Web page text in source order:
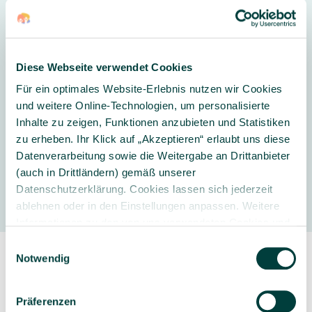
Diese Webseite verwendet Cookies
Für ein optimales Website-Erlebnis nutzen wir Cookies
und weitere Online-Technologien, um personalisierte
Inhalte zu zeigen, Funktionen anzubieten und Statistiken
zu erheben. Ihr Klick auf „Akzeptieren“ erlaubt uns diese
Datenverarbeitung sowie die Weitergabe an Drittanbieter
(auch in Drittländern) gemäß unserer
Datenschutzerklärung. Cookies lassen sich jederzeit
ablehnen oder in den Einstellungen anpassen. Weitere
schutz­erklärung
Notwendig
Präferenzen
Thema: Körper, Gesundheit & Hygiene
Hersteller